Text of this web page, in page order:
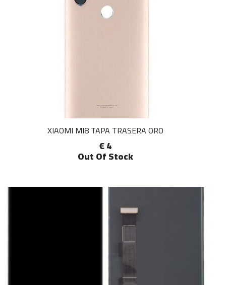
XIAOMI MI8 TAPA TRASERA ORO
€ 4
Out Of Stock